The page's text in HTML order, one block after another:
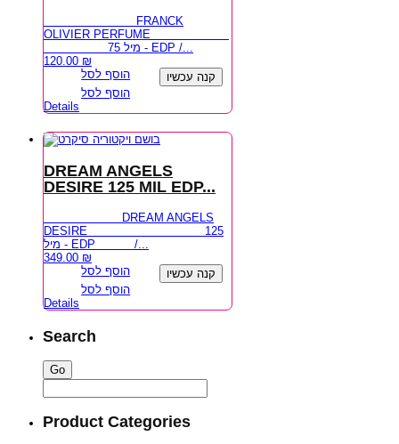
FRANCK
OLIVIER PERFUME
75 מיל - EDP /...
120.00 ₪
הוסף לסל
קנה עכשיו
הוסף לסל
Details
DREAM ANGELS
DESIRE 125 MIL EDP...
DREAM ANGELS
DESIRE 125
מיל - EDP /...
349.00 ₪
הוסף לסל
קנה עכשיו
הוסף לסל
Details
Search
Product Categories